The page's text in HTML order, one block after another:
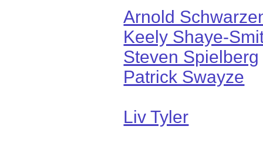
Arnold
Keely Shaye-
Steven Spielberg
Patrick Swayze
Liv Tyler